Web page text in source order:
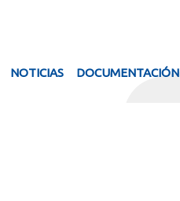
NOTICIAS DOCUMENTACIÓN